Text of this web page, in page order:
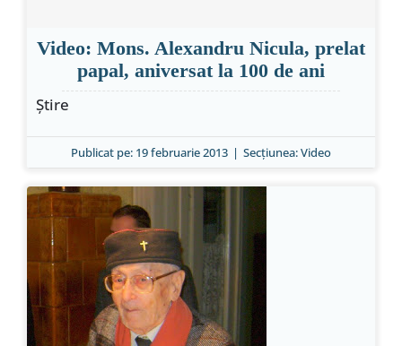
Video: Mons. Alexandru Nicula, prelat
papal, aniversat la 100 de ani
Ştire
Publicat pe: 19 februarie 2013 | Secțiunea:Video